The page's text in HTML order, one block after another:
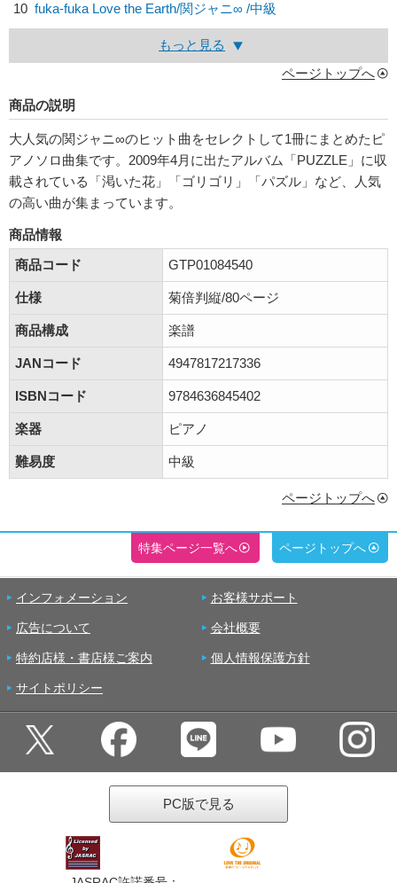
10 fuka-fuka Love the Earth/関ジャニ∞ /中級
もっと見る
ページトップへ
商品の説明
大人気の関ジャニ∞のヒット曲をセレクトして1冊にまとめたピ
アノソロ曲集です。2009年4月に出たアルバム「PUZZLE」に収
載されている「渇いた花」「ゴリゴリ」「パズル」など、人気
の高い曲が集まっています。
商品情報
商品コード
GTP01084540
仕様 菊倍判縦/80ページ
商品構成 楽譜
JANコード 4947817217336
ISBNコード 9784636845402
楽器 ピアノ
難易度 中級
ページトップへ
特集ページ一覧へ ページトップへ
インフォメーション お客様サポート
広告について 会社概要
特約店様・書店様ご案内 個人情報保護方針
サイトポリシー
PC版で見る